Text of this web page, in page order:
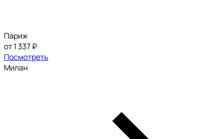
Париж
от 1 337 ₽
Посмотреть
Милан